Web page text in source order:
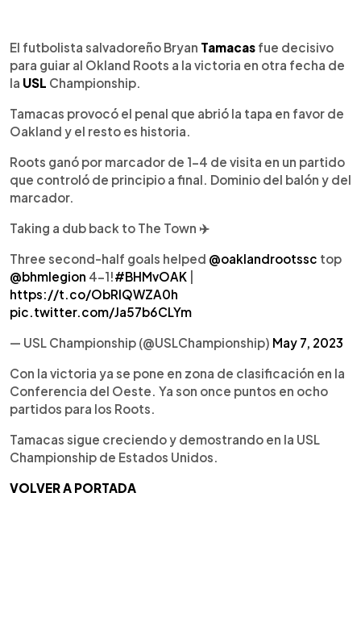
► Escuchar artículo
El futbolista salvadoreño Bryan Tamacas fue decisivo
para guiar al Okland Roots a la victoria en otra fecha de
la USL Championship.
Tamacas provocó el penal que abrió la tapa en favor de
Oakland y el resto es historia.
Roots ganó por marcador de 1-4 de visita en un partido
que controló de principio a final. Dominio del balón y del
marcador.
Taking a dub back to The Town ✈️
Three second-half goals helped @oaklandrootssc top
@bhmlegion 4-1!#BHMvOAK
https://t.co/ObRlQWZA0h
pic.twitter.com/Ja57b6CLYm
— USL Championship (@USLChampionship) May 7, 2023
Con la victoria ya se pone en zona de clasificación en la
Conferencia del Oeste. Ya son once puntos en ocho
partidos para los Roots.
Tamacas sigue creciendo y demostrando en la USL
Championship de Estados Unidos.
VOLVER A PORTADA